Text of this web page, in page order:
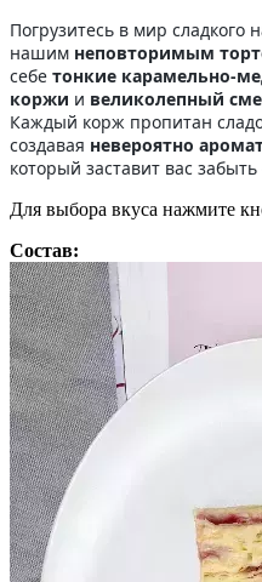
Погрузитесь в мир сладкого
нашим неповторимым
себе тонкие карамельно-
коржи и великолепный
Каждый корж пропитан
создавая невероятно
который заставит вас
Для выбора вкуса нажмите
Состав: